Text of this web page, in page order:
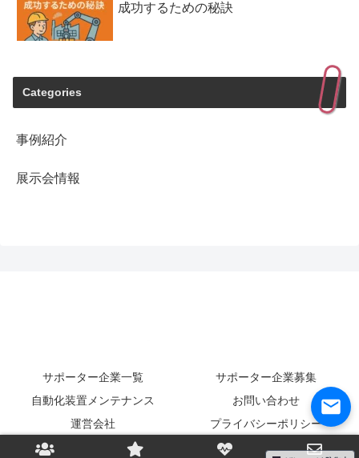
成功するための秘訣
Categories
事例紹介
展示会情報
サポーター企業一覧
サポーター企業募集
自動化装置メンテナンス
お問い合わせ
運営会社
プライバシーポリシー
© 2024 工場自動化マッチング.